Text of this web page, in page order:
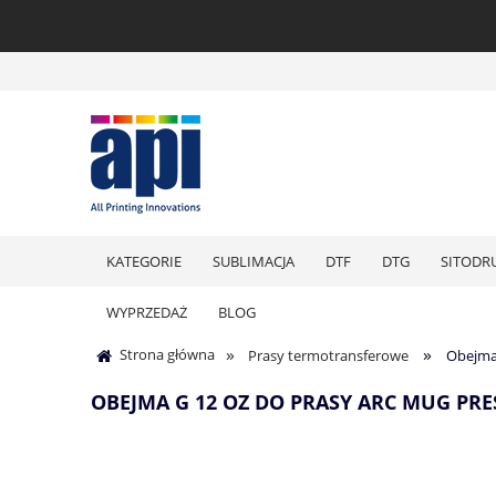
KATEGORIE SUBLIMACJA DTF DTG
WYPRZEDAŻ BLOG
Strona główna » Prasy termotransferowe »
OBEJMA G 12 OZ DO PRASY ARC MUG